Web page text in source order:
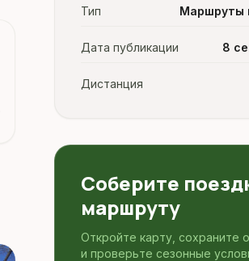
Тип Маршруты
Дата публикации 8
Дистанция
Соберите
маршруту
Откройте карту, сохраните
и проверьте сезонные